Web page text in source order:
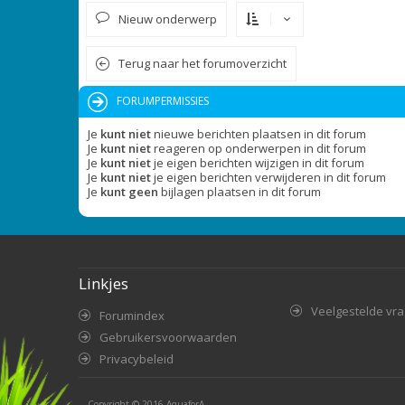
Nieuw onderwerp
Terug naar het forumoverzicht
FORUMPERMISSIES
Je kunt nietnieuwe berichten plaatsen in dit forum
Je kunt nietreageren op onderwerpen in dit forum
Je kunt nietje eigen berichten wijzigen in dit forum
Je kunt nietje eigen berichten verwijderen in dit forum
Je kunt geen bijlagen plaatsen in dit forum
Linkjes
Forumindex
Gebruikersvoorwaarden
Privacybeleid
Veelgestelde